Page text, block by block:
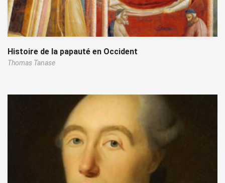
Histoire de la papauté en Occident
Thomas Tanase